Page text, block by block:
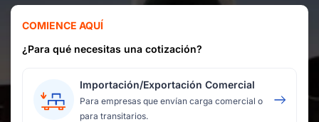
COMIENCE AQUÍ
¿Para qué necesitas una cotización?
Importación/Exportación Comercial
Para empresas que envían carga comercial o
para transitarios.